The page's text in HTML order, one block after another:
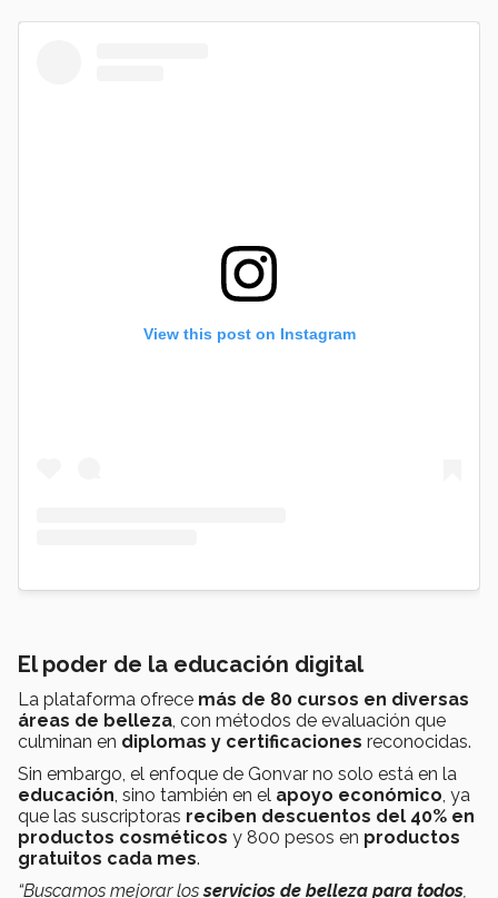
View this post on Instagram
El poder de la educación digital
La plataforma ofrece más de 80 cursos en diversas
áreas de belleza, con métodos de evaluación que
culminan en diplomas y certificaciones reconocidas.
Sin embargo, el enfoque de Gonvar no solo está en la
educación, sino también en el apoyo económico, ya
que las suscriptoras reciben descuentos del 40% en
productos cosméticos y 800 pesos en productos
gratuitos cada mes.
“Buscamos mejorar losservicios de belleza para todos,